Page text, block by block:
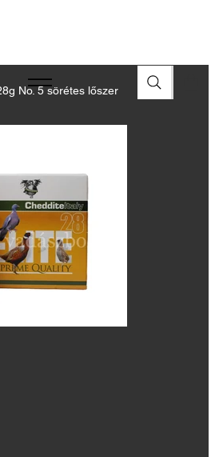
No. 5 sörétes lőszer